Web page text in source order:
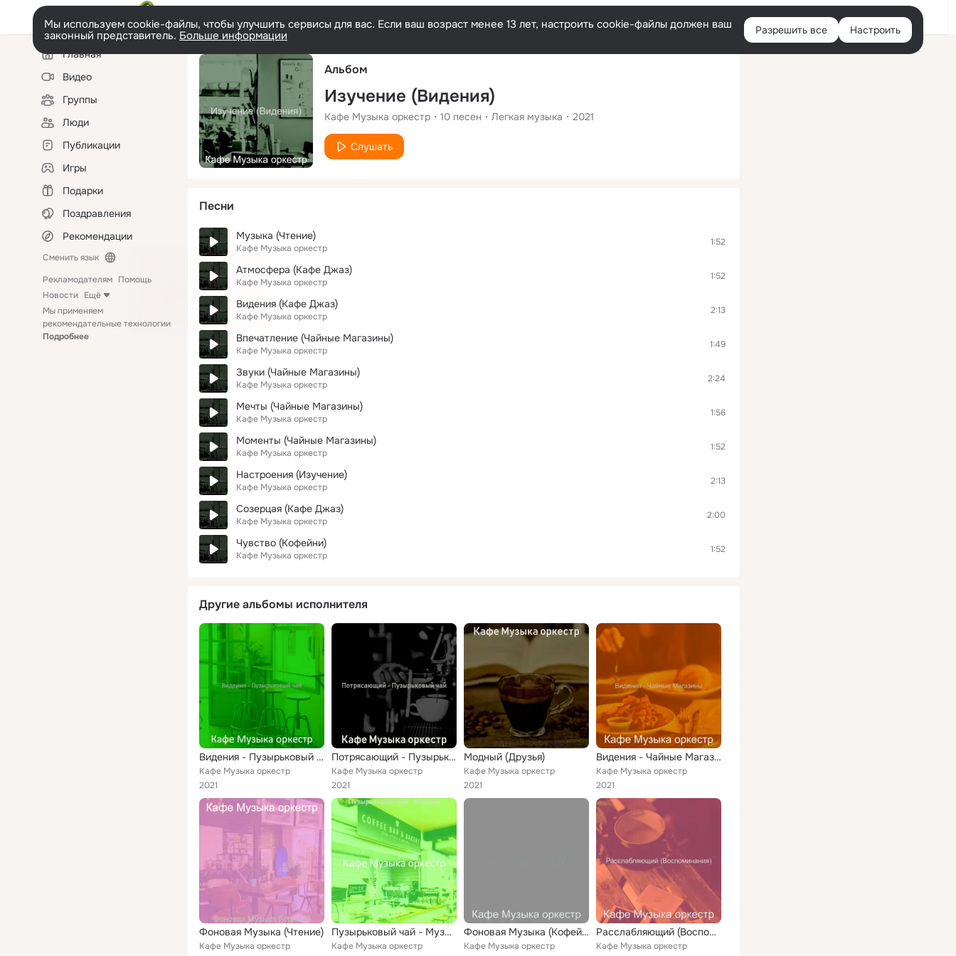
Русский Войти
Мы используем cookie-файлы, чтобы улучшить сервисы для вас. Если ваш возраст менее 13 лет, настроить cookie-файлы должен ваш
законный представитель. Больше информации Разрешить все Настроить
Левая
колонкаГлавная
Видео
Группы
Люди
Публикации
Игры
Подарки
Поздравления
Рекомендации
Сменить язык
Рекламодателям Помощь
Новости Ещё
Мы применяем
рекомендательные технологии
Подробнее
Альбом
Изучение (Видения)
Кафе Музыка оркестр 10 песен Легкая музыка 2021
Слушать
Песни
Музыка (Чтение)
Кафе Музыка оркестр
1:52
Атмосфера (Кафе Джаз)
Кафе Музыка оркестр
1:52
Видения (Кафе Джаз)
Кафе Музыка оркестр
2:13
Впечатление (Чайные Магазины)
Кафе Музыка оркестр
1:49
Звуки (Чайные Магазины)
Кафе Музыка оркестр
2:24
Мечты (Чайные Магазины)
Кафе Музыка оркестр
1:56
Моменты (Чайные Магазины)
Кафе Музыка оркестр
1:52
Настроения (Изучение)
Кафе Музыка оркестр
2:13
Созерцая (Кафе Джаз)
Кафе Музыка оркестр
2:00
Чувство (Кофейни)
Кафе Музыка оркестр
1:52
Другие альбомы исполнителя
Видения - Пузырьковый чай
Кафе Музыка оркестр
2021
Потрясающий - Пузырьковый чай
Кафе Музыка оркестр
2021
Модный (Друзья)
Кафе Музыка оркестр
2021
Видения - Чайные Магазины
Кафе Музыка оркестр
2021
Фоновая Музыка (Чтение)
Кафе Музыка оркестр
Пузырьковый чай - Музыка
Кафе Музыка оркестр
Фоновая Музыка (Кофейни)
Кафе Музыка оркестр
Расслабляющий (Воспоминания)
Кафе Музыка оркестр